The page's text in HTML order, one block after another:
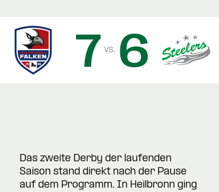
7 vs. 6
Das zweite Derby der laufenden
Saison stand direkt nach der Pause
auf dem Programm. In Heilbronn ging